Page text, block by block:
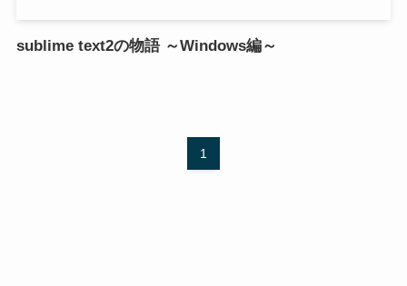
sublime text2の物語 ～Windows編～
1